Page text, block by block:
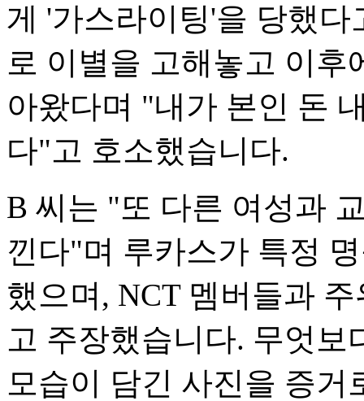
게 '가스라이팅'을 당했
로 이별을 고해놓고 이후
아왔다며 "내가 본인 돈
다"고 호소했습니다.
B 씨는 "또 다른 여성과
낀다"며 루카스가 특정
했으며, NCT 멤버들과
고 주장했습니다. 무엇보
모습이 담긴 사진을 증거